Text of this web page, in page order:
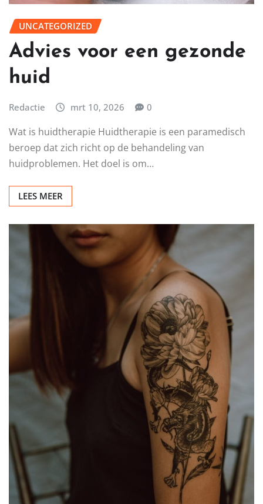
UNCATEGORIZED
Advies voor een gezonde
huid
Redactie mrt 10, 2026 0
Wat is huidtherapie Huidtherapie is een paramedisch
beroep dat zich richt op de behandeling van
huidproblemen. Het doel is om…
LEES MEER